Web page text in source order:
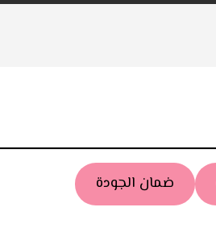
ضمان الجودة